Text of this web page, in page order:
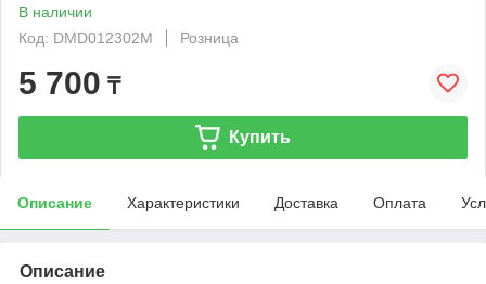
В наличии
Код: DMD012302M
Розница
5 700 ₸
Купить
Описание Характеристики Доставка Оплата
Описание